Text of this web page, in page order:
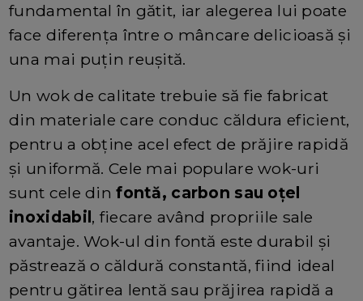
fundamental în gătit, iar alegerea lui poate
face diferența între o mâncare delicioasă și
una mai puțin reușită.
Un wok de calitate trebuie să fie fabricat
din materiale care conduc căldura eficient,
pentru a obține acel efect de prăjire rapidă
și uniformă. Cele mai populare wok-uri
sunt cele dinfontă, carbon sau oțel
inoxidabil, fiecare având propriile sale
avantaje. Wok-ul din fontă este durabil și
păstrează o căldură constantă, fiind ideal
pentru gătirea lentă sau prăjirea rapidă a